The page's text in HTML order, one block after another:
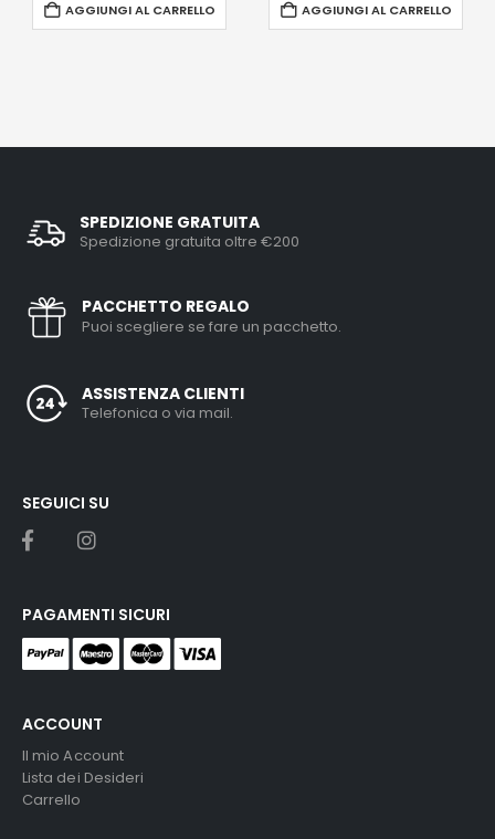
AGGIUNGI AL CARRELLO AGGIUNGI AL CARRELLO
SPEDIZIONE GRATUITA
Spedizione gratuita oltre €200
PACCHETTO REGALO
Puoi scegliere se fare un pacchetto.
ASSISTENZA CLIENTI
Telefonica o via mail.
ACCOUNT
Il mio Account
Lista dei Desideri
Carrello
SEGUICI SU
PAGAMENTI SICURI